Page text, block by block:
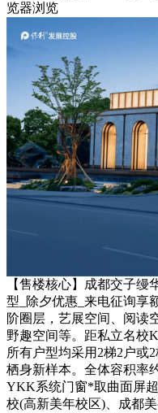
览器浏览
【售楼核心】成都交子缦
型_除夕优惠_来电征询享
阶圈层，艺展空间、阅读
野趣空间等。距私立名校
所有户型均采用2梯2户或
栖身新样本。全体容积率
YKK系统门窗*取曲面屏
校(高新美年校区)、成都